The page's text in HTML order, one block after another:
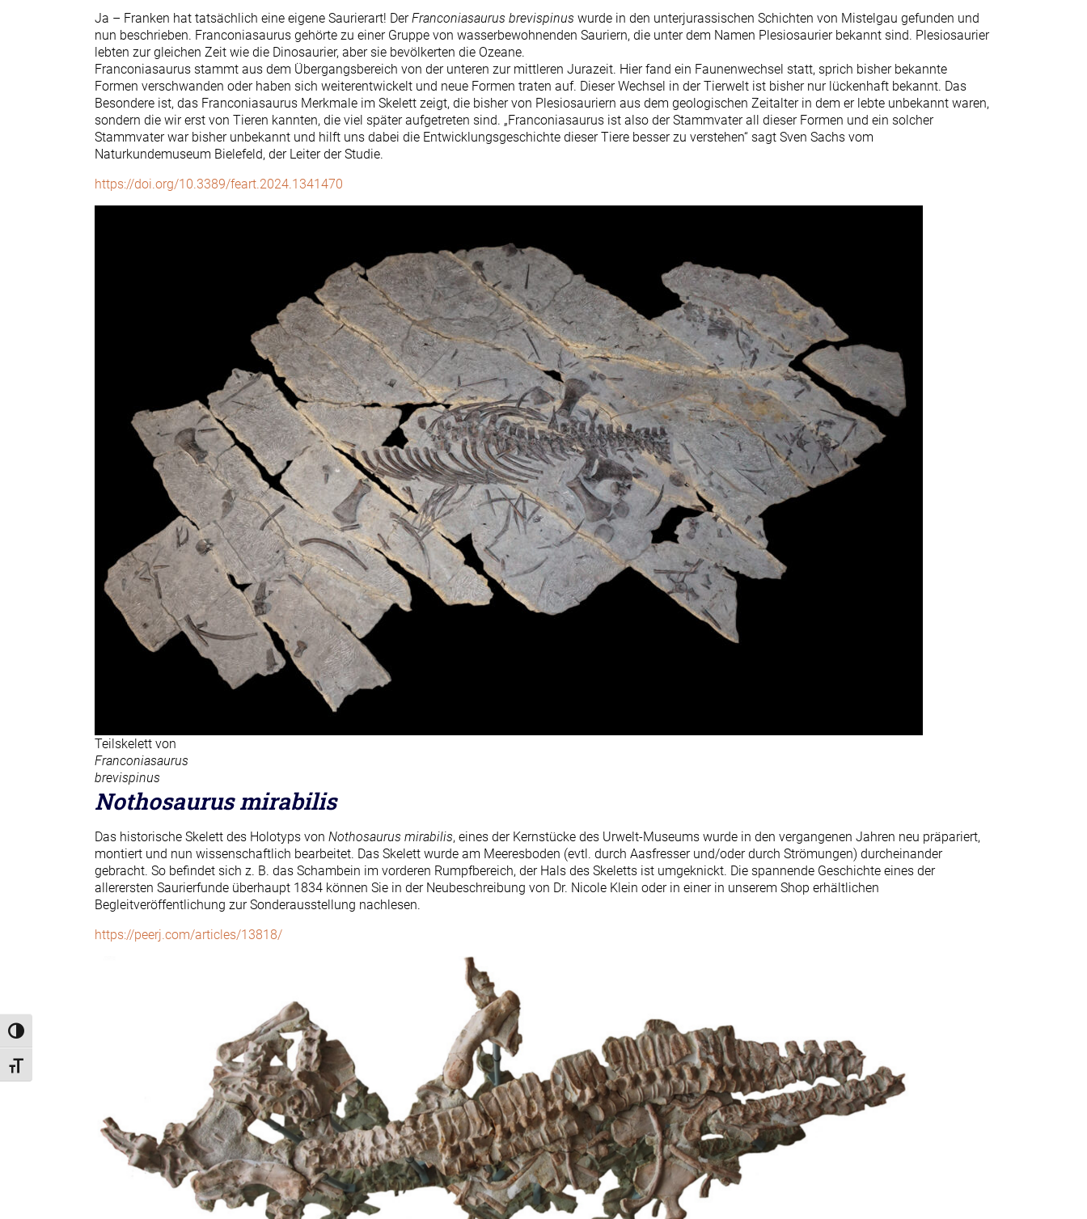
Umschalten auf hohe Kontraste
Schrift vergrößern
Ja – Franken hat tatsächlich eine eigene Saurierart! DerFranconiasaurus brevispinus wurde in den unterjurassischen Schichten von Mistelgau gefunden und
nun beschrieben. Franconiasaurus gehörte zu einer Gruppe von wasserbewohnenden Sauriern, die unter dem Namen Plesiosaurier bekannt sind. Plesiosaurier
lebten zur gleichen Zeit wie die Dinosaurier, aber sie bevölkerten die Ozeane.
Franconiasaurus stammt aus dem Übergangsbereich von der unteren zur mittleren Jurazeit. Hier fand ein Faunenwechsel statt, sprich bisher bekannte
Formen verschwanden oder haben sich weiterentwickelt und neue Formen traten auf. Dieser Wechsel in der Tierwelt ist bisher nur lückenhaft bekannt. Das
Besondere ist, das Franconiasaurus Merkmale im Skelett zeigt, die bisher von Plesiosauriern aus dem geologischen Zeitalter in dem er lebte unbekannt waren,
sondern die wir erst von Tieren kannten, die viel später aufgetreten sind. „Franconiasaurus ist also der Stammvater all dieser Formen und ein solcher
Stammvater war bisher unbekannt und hilft uns dabei die Entwicklungsgeschichte dieser Tiere besser zu verstehen“ sagt Sven Sachs vom
Naturkundemuseum Bielefeld, der Leiter der Studie.
https://doi.org/10.3389/feart.2024.1341470
Teilskelett von
Franconiasaurus
brevispinus
Nothosaurus mirabilis
Das historische Skelett des Holotyps von Nothosaurus mirabilis, eines der Kernstücke des Urwelt-Museums wurde in den vergangenen Jahren neu präpariert,
montiert und nun wissenschaftlich bearbeitet. Das Skelett wurde am Meeresboden (evtl. durch Aasfresser und/oder durch Strömungen) durcheinander
gebracht. So befindet sich z. B. das Schambein im vorderen Rumpfbereich, der Hals des Skeletts ist umgeknickt. Die spannende Geschichte eines der
allerersten Saurierfunde überhaupt 1834 können Sie in der Neubeschreibung von Dr. Nicole Klein oder in einer in unserem Shop erhältlichen
Begleitveröffentlichung zur Sonderausstellung nachlesen.
https://peerj.com/articles/13818/